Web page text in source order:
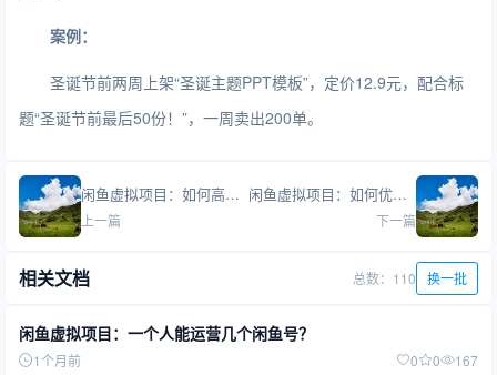
案例：
圣诞节前两周上架“圣诞主题PPT模板”，定价12.9元，配合标
题“圣诞节前最后50份！”，一周卖出200单。
闲鱼虚拟项目：如何高效管理多账号时间？
上一篇
闲鱼虚拟项目：如何优化商品关键词？
下一篇
相关文档 总数：110 换一批
闲鱼虚拟项目：一个人能运营几个闲鱼号？
1个月前 0 0 167